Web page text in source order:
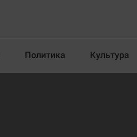
Политика Культура